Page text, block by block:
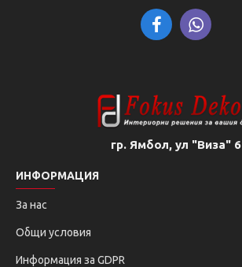
гр. Ямбол, ул "Виза" 6
ИНФОРМАЦИЯ
За нас
Общи условия
Информация за GDPR